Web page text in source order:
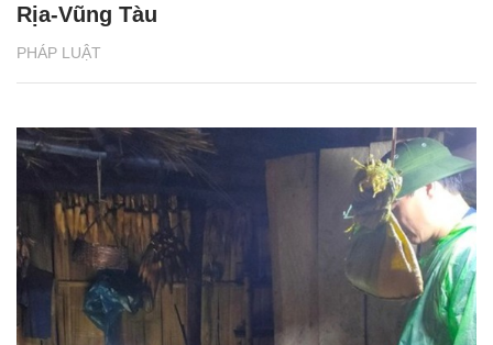
PHÁP LUẬT
Rịa-Vũng Tàu